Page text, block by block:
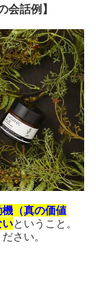
会話例】
（真の価値
いということ。
さい。